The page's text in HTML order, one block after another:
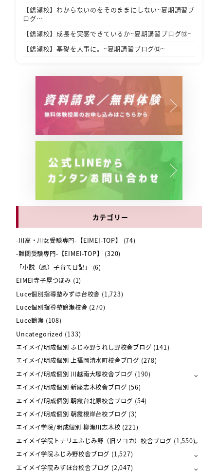
【鶴瀬校】わからないのをそのままにしない~夏期講習ブ
ログ…
【鶴瀬校】成長を実感できているか~夏期講習ブログ⑬~
【鶴瀬校】基礎を大事に。~夏期講習ブログ⑫~
カテゴリー
-川高・川女受験専門-【EIMEI-TOP】
(74)
-難関受験専門-【EIMEI-TOP】
(320)
「小説（風）子育て日記」
(6)
EIMEI寺子屋つぼみ (1)
Luce個別指導塾みずほ台校舎 (1,723)
Luce個別指導塾鶴瀬校舎 (270)
Luce鶴瀬 (108)
Uncategorized (133)
エイメイ/明成個別 ふじみ野うれし野校舎ブログ (141)
エイメイ/明成個別 上福岡清水町校舎ブログ (278)
エイメイ/明成個別 川越南大塚校舎ブログ (190)
エイメイ/明成個別 新座志木校舎ブログ (56)
エイメイ/明成個別 朝霞台北原校舎ブログ (54)
エイメイ/明成個別 朝霞根岸台校ブログ (3)
エイメイ学院/明成個別 柳瀬川志木校 (221)
エイメイ学院トナリエふじみ野（旧ソヨカ）校舎ブログ (1,550)
エイメイ学院ふじみ野校舎ブログ (1,527)
エイメイ学院みずほ台校舎ブログ (2,047)